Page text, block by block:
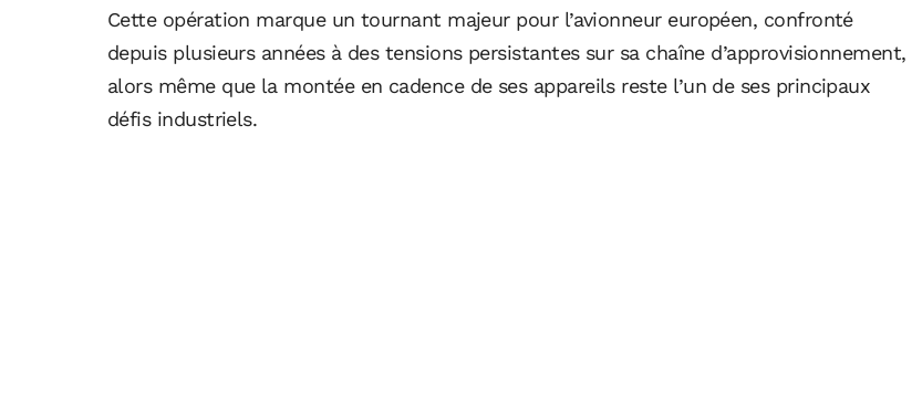
Cette opération marque un tournant majeur pour l’avionneur européen, confronté
depuis plusieurs années à des tensions persistantes sur sa chaîne d’approvisionnement,
alors même que la montée en cadence de ses appareils reste l’un de ses principaux
défis industriels.